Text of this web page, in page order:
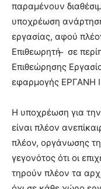
παραμένουν
υποχρέωση
εργασίας, αφού
Επιθεωρητή ̶ σε
Επιθεώρησης
εφαρμογής ΕΡΓΑΝΗ
Η υποχρέωση για
είναι πλέον
πλέον, οργάνωσης
γεγονότος ότι οι
τηρούν πλέον τα